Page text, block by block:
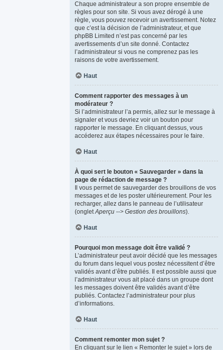
Chaque administrateur a son propre ensemble de
règles pour son site. Si vous avez dérogé à une
règle, vous pouvez recevoir un avertissement. Notez
que c’est la décision de l’administrateur, et que
phpBB Limited n’est pas concerné par les
avertissements d’un site donné. Contactez
l’administrateur si vous ne comprenez pas les
raisons de votre avertissement.
Haut
Comment rapporter des messages à un
modérateur ?
Si l’administrateur l’a permis, allez sur le message à
signaler et vous devriez voir un bouton pour
rapporter le message. En cliquant dessus, vous
accéderez aux étapes nécessaires pour le faire.
Haut
À quoi sert le bouton « Sauvegarder » dans la
page de rédaction de message ?
Il vous permet de sauvegarder des brouillons de vos
messages et de les poster ultérieurement. Pour les
recharger, allez dans le panneau de l’utilisateur
(ongletAperçu --> Gestion des brouillons).
Haut
Pourquoi mon message doit être validé ?
L’administrateur peut avoir décidé que les messages
du forum dans lequel vous postez nécessitent d’être
validés avant d’être publiés. Il est possible aussi que
l’administrateur vous ait placé dans un groupe dont
les messages doivent être validés avant d’être
publiés. Contactez l’administrateur pour plus
d’informations.
Haut
Comment remonter mon sujet ?
En cliquant sur le lien « Remonter le sujet » lors de